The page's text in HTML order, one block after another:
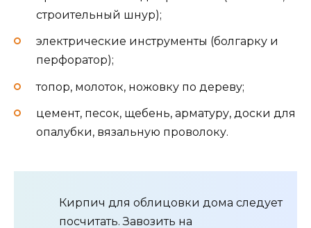
строительный шнур);
электрические инструменты (болгарку и
перфоратор);
топор, молоток, ножовку по дереву;
цемент, песок, щебень, арматуру, доски для
опалубки, вязальную проволоку.
Кирпич для облицовки дома следует
посчитать. Завозить на